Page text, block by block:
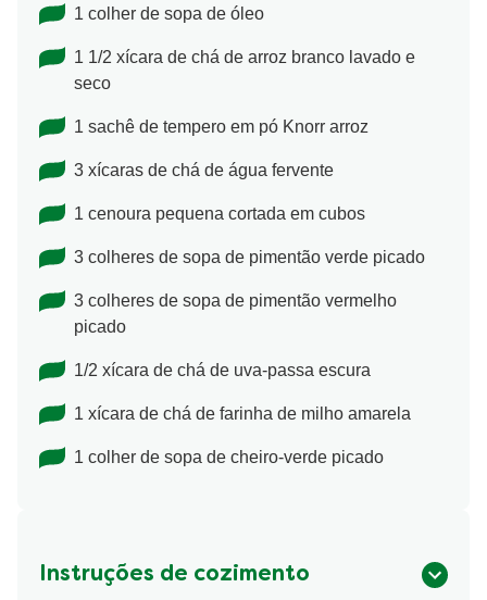
1 colher de sopa de óleo
1 1/2 xícara de chá de arroz branco lavado e
seco
1 sachê de tempero em pó Knorr arroz
3 xícaras de chá de água fervente
1 cenoura pequena cortada em cubos
3 colheres de sopa de pimentão verde picado
3 colheres de sopa de pimentão vermelho
picado
1/2 xícara de chá de uva-passa escura
1 xícara de chá de farinha de milho amarela
1 colher de sopa de cheiro-verde picado
Instruções de cozimento